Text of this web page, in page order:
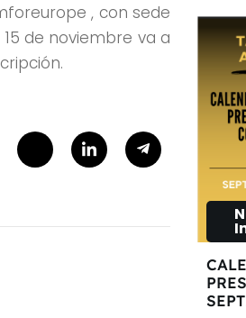
, con sede
de noviembre va a